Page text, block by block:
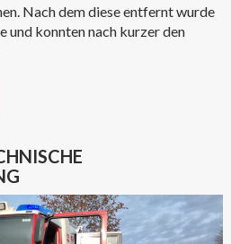
Nach dem diese entfernt wurde
und konnten nach kurzer den